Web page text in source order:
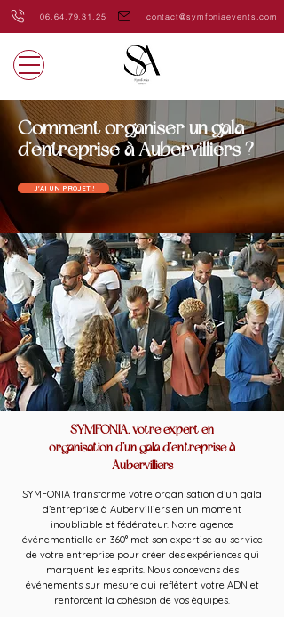
06.64.79.31.25 contact@symfoniaevents.com
Comment organiser un gala
d’entreprise à Aubervilliers ?
J'AI UN PROJET !
SYMFONIA, votre expert en
organisation d’un gala d’entreprise à
Aubervilliers
SYMFONIA transforme votre organisation d’un gala
d’entreprise à Aubervilliers en un moment
inoubliable et fédérateur. Notre agence
événementielle en 360° met son expertise au service
de votre entreprise pour créer des expériences qui
marquent les esprits. Nous concevons des
événements sur mesure qui reflètent votre ADN et
renforcent la cohésion de vos équipes.